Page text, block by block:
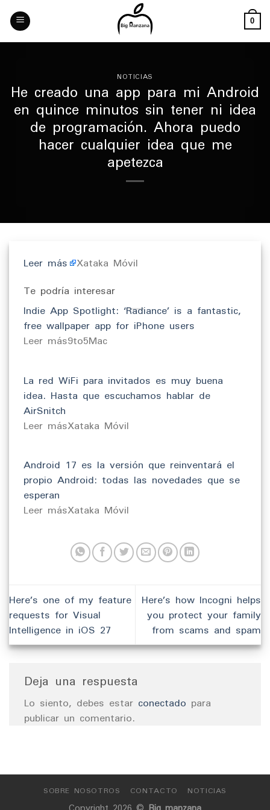
Skip
content
0
NOTICIAS
He creado una app para mi Android
en quince minutos sin tener ni idea
de programación. Ahora puedo
hacer cualquier idea que me
apetezca
Leer más Xataka Móvil
Te podría interesar
Indie App Spotlight: ‘Radiance’ is a fantastic,
free wallpaper app for iPhone users
​Leer más9to5Mac
La red WiFi para invitados es muy buena
idea. Hasta que escuchamos hablar de
AirSnitch
​Leer másXataka Móvil
Android 17 es la versión que reinventará el
propio Android: todas las novedades que se
esperan
​Leer másXataka Móvil
Here’s one of my feature
requests for Visual
Intelligence in iOS 27
Here’s how Incogni helps
you protect your family
from scams and spam
Deja una respuesta
Lo siento, debes estar conectado para
publicar un comentario.
SOBRE NOSOTROS CONTACTO NOTICIAS